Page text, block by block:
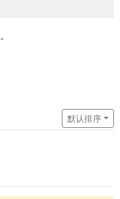
默认排序